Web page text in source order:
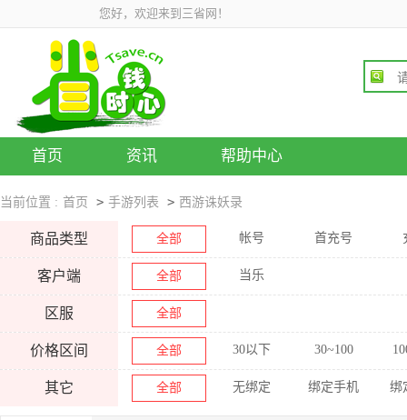
您好，欢迎来到三省网！
首页 资讯 帮助中心
当前位置 : 首页 > 手游列表 > 西游诛妖录
商品类型 全部 帐号 首充号
客户端 全部 当乐
区服 全部
价格区间 全部 30以下 30~100
其它 全部 无绑定 绑定手机 绑